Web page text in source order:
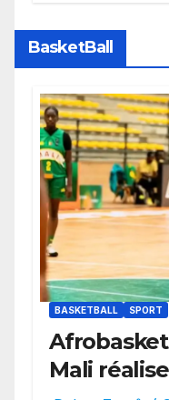
BasketBall
BASKETBALL SPORT
Mali